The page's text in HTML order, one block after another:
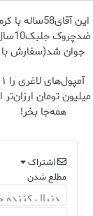
این آقای58ساله با
ضدچروک
جوان شد(سفارش با
آمپول‌های لاغری را ۱
میلیون تومان ارزان‌تر
همه‌جا بخر!
اشتراک
مطلع شدن